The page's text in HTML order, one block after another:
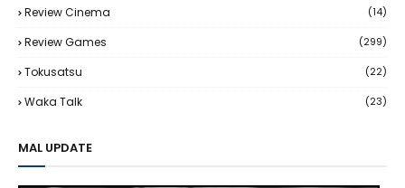
Review Cinema (14)
Review Games (299)
Tokusatsu (22)
Waka Talk (23)
MAL UPDATE